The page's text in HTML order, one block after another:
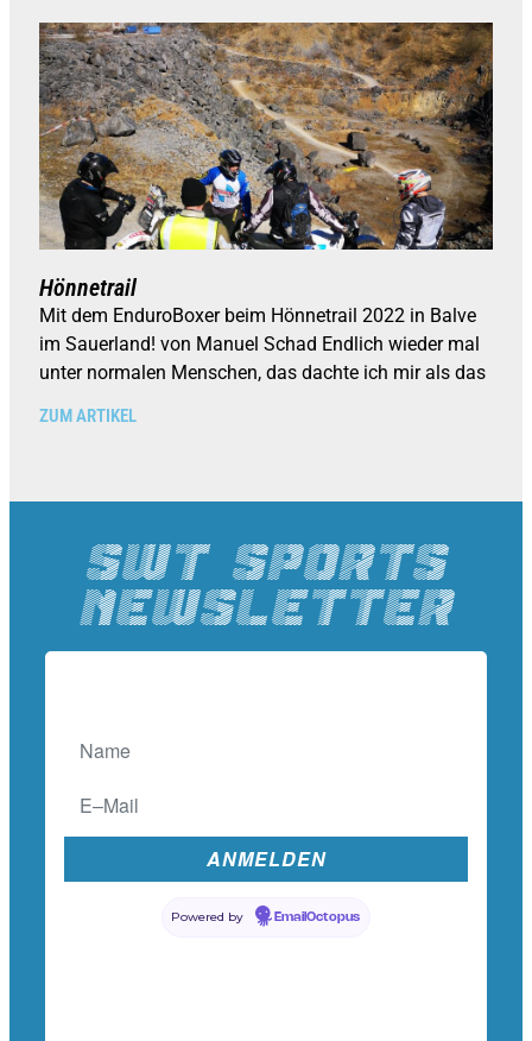
Hönnetrail
Mit dem EnduroBoxer beim Hönnetrail 2022 in Balve
im Sauerland! von Manuel Schad Endlich wieder mal
unter normalen Menschen, das dachte ich mir als das
ZUM ARTIKEL
SWT SPORTS
Newsletter
Powered by EmailOctopus